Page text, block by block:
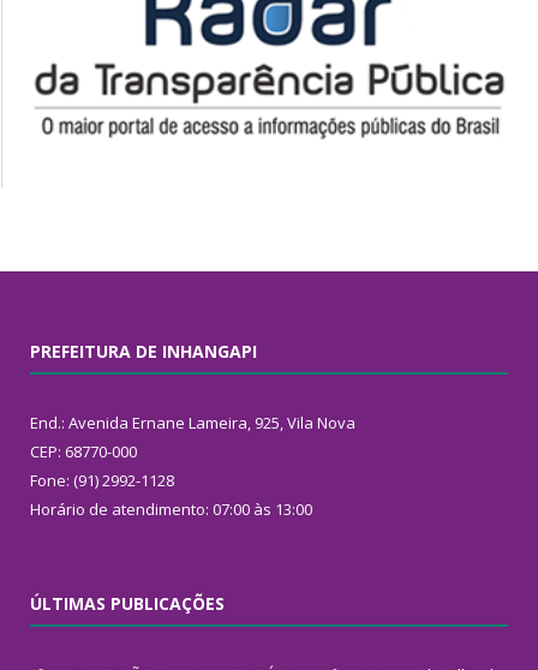
PREFEITURA DE INHANGAPI
End.: Avenida Ernane Lameira, 925, Vila Nova
CEP: 68770-000
Fone: (91) 2992-1128
Horário de atendimento: 07:00 às 13:00
ÚLTIMAS PUBLICAÇÕES